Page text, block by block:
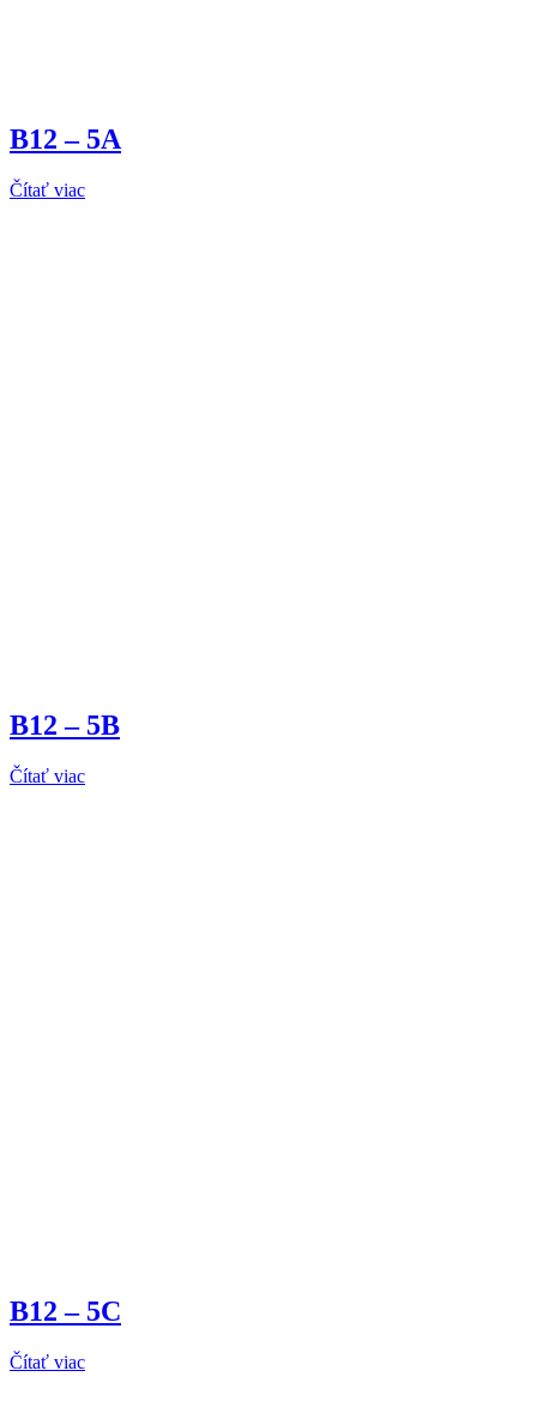
B12 – 5A
Čítať viac
B12 – 5B
Čítať viac
B12 – 5C
Čítať viac